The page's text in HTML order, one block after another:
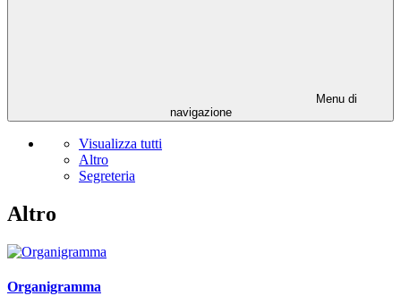
Menu di
navigazione
Visualizza tutti
Altro
Segreteria
Altro
Organigramma